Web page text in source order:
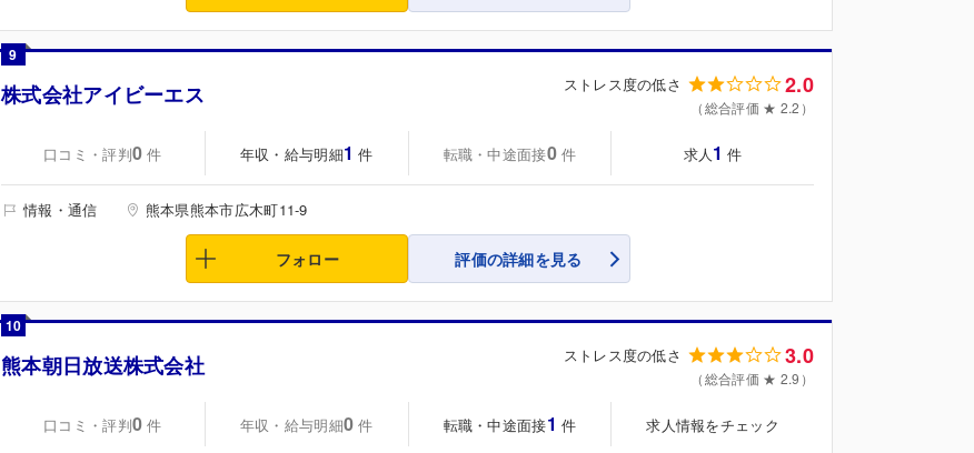
9
株式会社アイビーエス ストレス度の低さ 2.0
（総合評価 ★ 2.2）
口コミ・評判0 件 年収・給与明細1 件 転職・中途面接0 件 求人 1 件
情報・通信 熊本県熊本市広木町11-9
フォロー 評価の詳細を見る
10
熊本朝日放送株式会社 ストレス度の低さ 3.0
（総合評価 ★ 2.9）
口コミ・評判0 件 年収・給与明細0 件 転職・中途面接1 件 求人情報をチェック